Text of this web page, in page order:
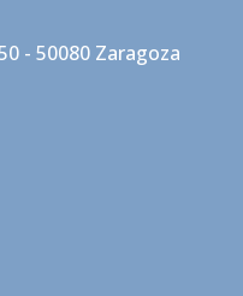
- 50080 Zaragoza